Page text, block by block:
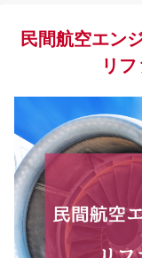
民間航空エン
リ